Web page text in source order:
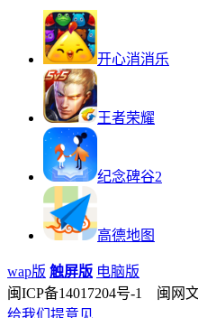
开心消消乐
王者荣耀
纪念碑谷2
高德地图
wap版 触屏版 电脑版
闽ICP备14017204号-1 闽网
给我们提意见